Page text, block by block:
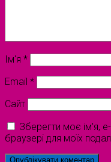
Ім'я *
Email *
Сайт
Зберегти моє ім'я,
браузері для моїх